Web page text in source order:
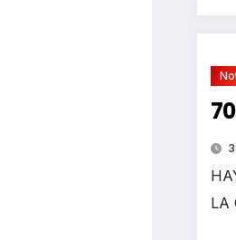
LA